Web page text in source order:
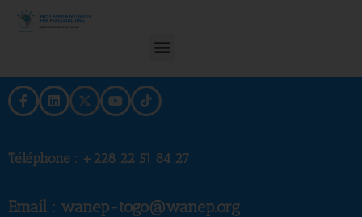
Téléphone : +228 22 51 84 27
Email : wanep-togo@wanep.org